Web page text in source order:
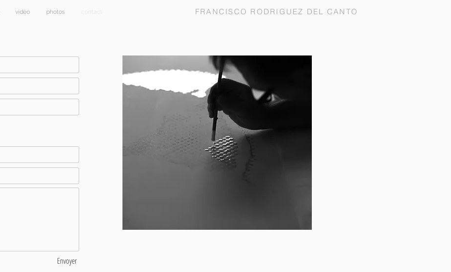
vidéo photos FRANCISCO RODRIGUEZ DEL CANTO
Envoyer